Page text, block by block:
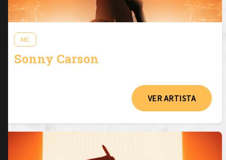
MC
Sonny Carson
VER ARTISTA